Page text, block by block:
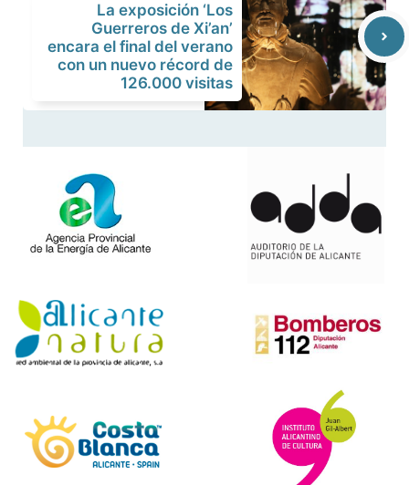
La exposición ‘Los
Guerreros de Xi’an’
encara el final del verano
con un nuevo récord de
126.000 visitas